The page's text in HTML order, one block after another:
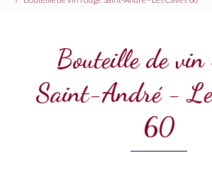
Bouteille de vin
Saint-André -
60